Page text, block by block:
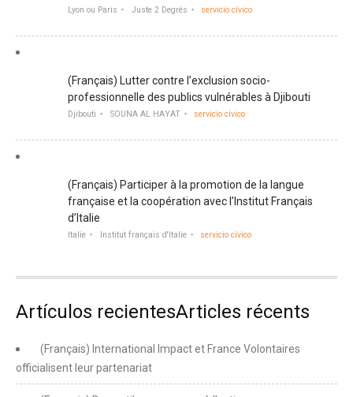
Lyon ou Paris Juste 2 Degrès servicio cívico
(Français) Lutter contre l’exclusion socio-
professionnelle des publics vulnérables à Djibouti
Djibouti SOUNA AL HAYAT servicio cívico
(Français) Participer à la promotion de la langue
française et la coopération avec l’Institut Français
d’Italie
Italie Institut français d'Italie servicio cívico
Artículos recientesArticles récents
(Français) International Impact et France Volontaires
officialisent leur partenariat